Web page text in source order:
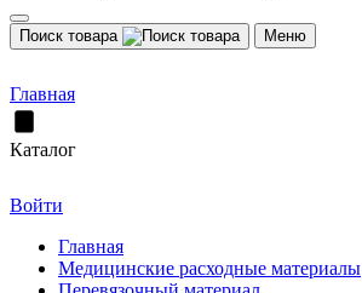
Поиск товара Меню
Главная
Каталог
Войти
Главная
Медицинские расходные материалы